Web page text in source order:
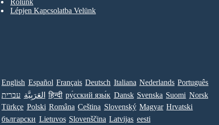
Rólunk
Lépjen Kapcsolatba Velünk
English Español Français Deutsch Italiana Nederlands Português
עברית العَرَبِيَّة हिन्दी ру́сский язы́к Dansk Svenska Suomi Norsk
Türkçe Polski Româna Ceština Slovenský Magyar Hrvatski
български Lietuvos Slovenščina Latvijas eesti